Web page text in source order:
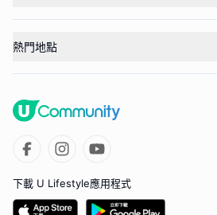
熱門地點
下載 U Lifestyle應用程式